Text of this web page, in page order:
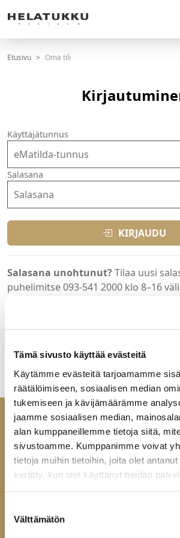
Tämä sivusto käyttää evästeitä
Käytämme evästeitä tarjoamamme
räätälöimiseen, sosiaalisen median
tukemiseen ja kävijämäärämme
jaamme sosiaalisen median,
alan kumppaneillemme tietoja siitä,
sivustoamme. Kumppanimme voivat
tietoja muihin tietoihin, joita olet
kerätty, kun olet käyttänyt heidän
valinta
Välttämätön
Etusivu Oma tili
Käyttäjätunnus
Salasana
KIRJAUDU
Salasana unohtunut?Tilaa uusi
puhelimitse 093-541 2000 klo 8–16
Tervetuloa Helatukun
verkkokauppaan. Jos sinulla ei ole
Ota yhteyttä
60100 Seinäjoki